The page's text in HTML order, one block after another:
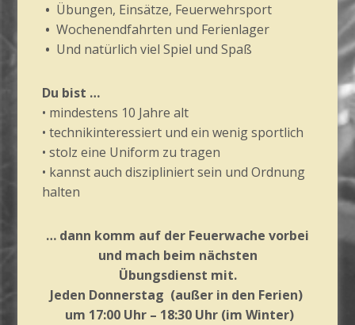
• Übungen, Einsätze, Feuerwehrsport
• Wochenendfahrten und Ferienlager
• Und natürlich viel Spiel und Spaß
Du bist …
• mindestens 10 Jahre alt
• technikinteressiert und ein wenig sportlich
• stolz eine Uniform zu tragen
• kannst auch diszipliniert sein und Ordnung
halten
… dann komm auf der Feuerwache vorbei
und mach beim nächsten
Übungsdienst mit.
Jeden Donnerstag (außer in den Ferien)
um 17:00 Uhr – 18:30 Uhr (im Winter)